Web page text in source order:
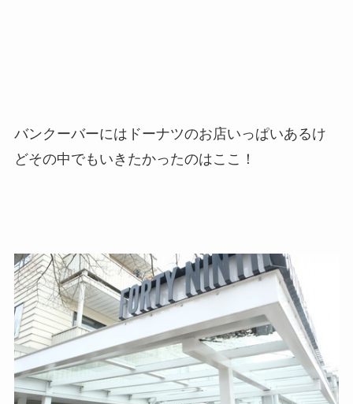
バンクーバーにはドーナツのお店いっぱいあるけ
どその中でもいきたかったのはここ！